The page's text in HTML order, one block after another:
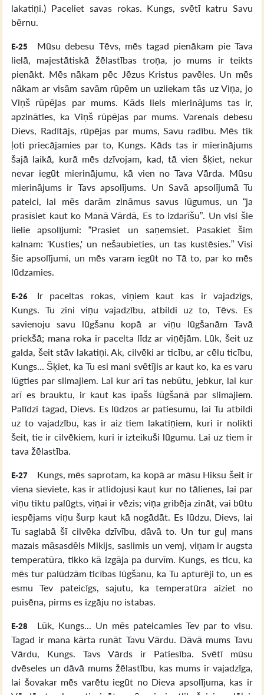
lakatiņi.) Paceliet savas rokas. Kungs, svētī katru Savu
bērnu.
E-25
Mūsu debesu Tēvs, mēs tagad pienākam pie Tava
lielā, majestātiskā žēlastības troņa, jo mums ir teikts
pienākt. Mēs nākam pēc Jēzus Kristus pavēles. Un mēs
nākam ar visām savām rūpēm un uzliekam tās uz Viņa, jo
Viņš rūpējas par mums. Kāds liels mierinājums tas ir,
apzināties, ka Viņš rūpējas par mums. Varenais debesu
Dievs, Radītājs, rūpējas par mums, Savu radību. Mēs tik
ļoti priecājamies par to, Kungs. Kāds tas ir mierinājums
šajā laikā, kurā mēs dzīvojam, kad, tā vien šķiet, nekur
nevar iegūt mierinājumu, kā vien no Tava Vārda. Mūsu
mierinājums ir Tavs apsolījums. Un Savā apsolījumā Tu
pateici, lai mēs darām zināmus savus lūgumus, un “ja
prasīsiet kaut ko Manā Vārdā, Es to izdarīšu”. Un visi šie
lielie apsolījumi: “Prasiet un saņemsiet. Pasakiet šim
kalnam: 'Kusties,' un nešaubieties, un tas kustēsies.” Visi
šie apsolījumi, un mēs varam iegūt no Tā to, par ko mēs
lūdzamies.
E-26
Ir paceltas rokas, viņiem kaut kas ir vajadzīgs,
Kungs. Tu zini viņu vajadzību, atbildi uz to, Tēvs. Es
savienoju savu lūgšanu kopā ar viņu lūgšanām Tavā
priekšā; mana roka ir pacelta līdz ar viņējām. Lūk, šeit uz
galda, šeit stāv lakatiņi. Ak, cilvēki ar ticību, ar cēlu ticību,
Kungs... Šķiet, ka Tu esi mani svētījis ar kaut ko, ka es varu
lūgties par slimajiem. Lai kur arī tas nebūtu, jebkur, lai kur
arī es brauktu, ir kaut kas īpašs lūgšanā par slimajiem.
Palīdzi tagad, Dievs. Es lūdzos ar patiesumu, lai Tu atbildi
uz to vajadzību, kas ir aiz tiem lakatiņiem, kuri ir nolikti
šeit, tie ir cilvēkiem, kuri ir izteikuši lūgumu. Lai uz tiem ir
tava žēlastība.
E-27
Kungs, mēs saprotam, ka kopā ar māsu Hiksu šeit ir
viena sieviete, kas ir atlidojusi kaut kur no tālienes, lai par
viņu tiktu palūgts, viņai ir vēzis; viņa gribēja zināt, vai būtu
iespējams viņu šurp kaut kā nogādāt. Es lūdzu, Dievs, lai
Tu saglabā šī cilvēka dzīvību, dāvā to. Un tur guļ mans
mazais māsasdēls Mikijs, saslimis un vemj, viņam ir augsta
temperatūra, tikko kā izgāja pa durvīm. Kungs, es ticu, ka
mēs tur palūdzām ticības lūgšanu, ka Tu apturēji to, un es
esmu Tev pateicīgs, sajutu, ka temperatūra aiziet no
puisēna, pirms es izgāju no istabas.
E-28
Lūk, Kungs... Un mēs pateicamies Tev par to visu.
Tagad ir mana kārta runāt Tavu Vārdu. Dāvā mums Tavu
Vārdu, Kungs. Tavs Vārds ir Patiesība. Svētī mūsu
dvēseles un dāvā mums žēlastību, kas mums ir vajadzīga,
lai šovakar mēs varētu iegūt no Dieva apsolījuma, kas ir